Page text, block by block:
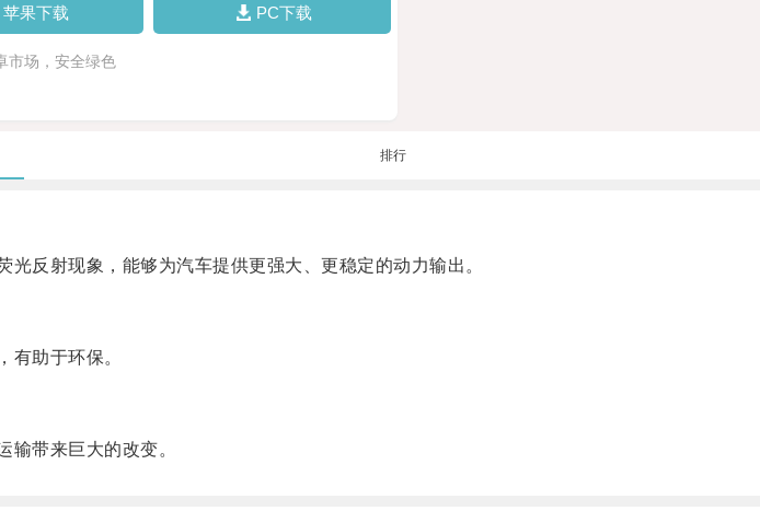
苹果下载 PC下载
市场，安全绿色
排行
反射现象，能够为汽车提供更强大、更稳定的动力输出。
助于环保。
带来巨大的改变。